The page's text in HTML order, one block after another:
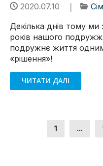
2020.07.10
Декілька днів тому ми
років нашого
подружнє життя
«рішення»!
ЧИТАТИ ДАЛІ
1 ...